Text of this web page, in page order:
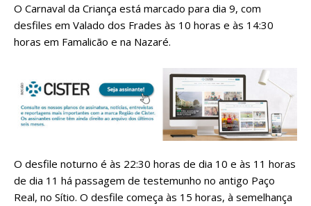
O Carnaval da Criança está marcado para dia 9, com
desfiles em Valado dos Frades às 10 horas e às 14:30
horas em Famalicão e na Nazaré.
O desfile noturno é às 22:30 horas de dia 10 e às 11 horas
de dia 11 há passagem de testemunho no antigo Paço
Real, no Sítio. O desfile começa às 15 horas, à semelhança